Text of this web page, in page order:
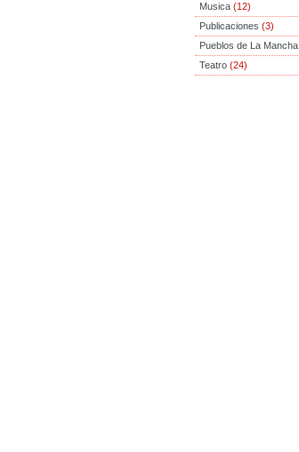
Musica (12)
Publicaciones (3)
Pueblos de La Mancha
Teatro (24)